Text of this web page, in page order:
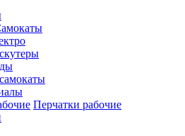
Перчатки рабочие